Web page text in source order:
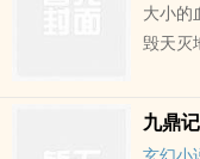
大小的
毁天灭
茄前三
九鼎记